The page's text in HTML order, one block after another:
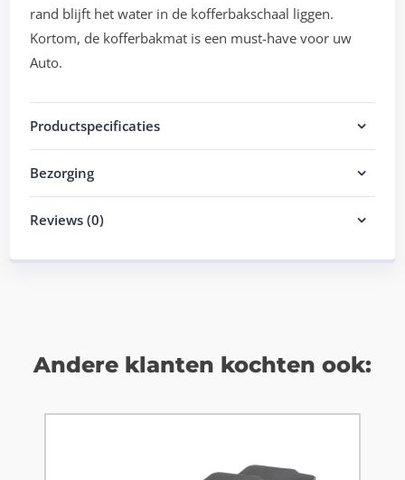
rand blijft het water in de kofferbakschaal liggen.
Kortom, de kofferbakmat is een must-have voor uw
Auto.
Productspecificaties
Bezorging
Reviews (0)
Andere klanten kochten ook: